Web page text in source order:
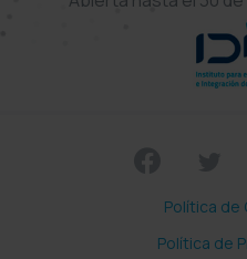
Política de
Política de